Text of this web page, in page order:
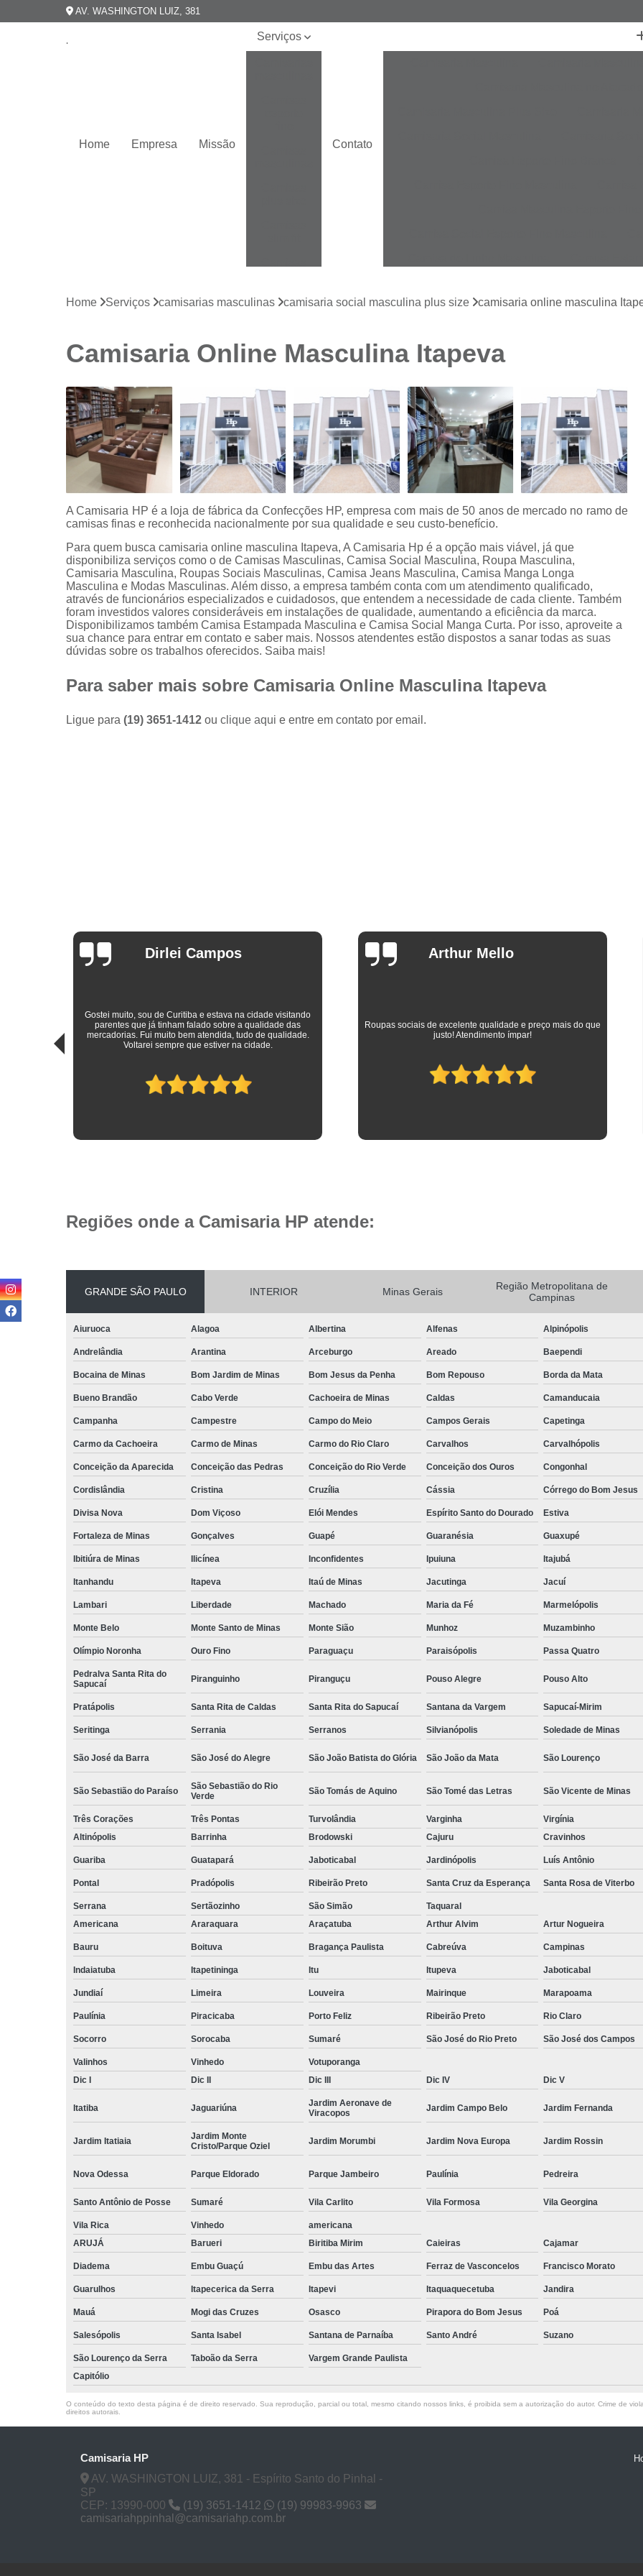
AV. WASHINGTON LUIZ, 381
Home Empresa Missão
Serviços
Camisas
branca
preço
Camisas
sociais
listradas
Camisas
sociais
curta
Camisas
sociais
manga
longa
Camisas
sociais
masculinas
Camisas
masculinas
preço
Fábricas
de camisas
Contato
Camisa Masculina
Camisa Masculina
Camisa Branca Plus Size
Camisa Social Branca Plus Size
Camisa Social Plus Size
Camisa Xadrez Masculina Plus Size
Camisa Masculina Manga Curta Slim Fit
Camisa Social Masculina Slim Fit
Camisa
Camisa Social Slim Fit Masculina
Camisa
Camisa Branca Slim Masculina
Camisa Jeans Slim Masculina
Camisa Masculina Slim Fit Manga
Camisa Social Preta Masculina Slim
Camisa Branca Social
Camisa Branca
Camisa Social
Camisa Social Masculina
Camisa
Camisa Social Listrada
Camisa Social Listrada Masculina
Camisa Social Masculina Listrada Preto e
Camisa Manga Longa Masculina
Camisa Social de Manga Longa
Camisa Social Manga Longa Masculina
Camisa Social Masculina Manga Longa Lisa
Camisa Social Preta Manga Longa
Camisa Masculina Social
Camisa Social Estampada
Camisa Social Masculina
Camisa Social Masculina Preta
Camisa Social Preta Masculina
Camisa Masculina Social Preço
Camisa Social Estampada Masculina Preço
Camisa Social Masculina Estampada Preço
Camisa Social Masculina Manga Longa
Camisa Social Masculina Preta Preço
Camisa Social Preta Masculina
Fábrica Camisa Masculina
Fábrica de Camisa Social de Homem
Fábrica de Camisa Social para
Loja com Moda Masculina
Loja de Moda
Loja Executivo Moda Masculina
Loja
Loja Moda Masculina Online
Loja Moda
Moda Masculina Loja
Moda Atual
Moda Casual Masculina
Moda
Moda Masculina Camisa
Moda Masculina
Moda Masculina Inverno
Moda
Moda Social Masculina
Roupas
Roupas Masculinas
Roupas Masculinas
Roupas Masculinas Estilosas
Roupas Masculinas Plus Size
Roupas
Home Serviços camisarias masculinas camisaria social masculina plus size camisaria online masculina
Camisaria Online Masculina Itapeva
A Camisaria HP é a loja de fábrica da Confecções HP, empresa com mais de 50 anos de mercado no ramo de
camisas finas e reconhecida nacionalmente por sua qualidade e seu custo-benefício.
Para quem busca camisaria online masculina Itapeva, A Camisaria Hp é a opção mais viável, já que
disponibiliza serviços como o de Camisas Masculinas, Camisa Social Masculina, Roupa Masculina,
Camisaria Masculina, Roupas Sociais Masculinas, Camisa Jeans Masculina, Camisa Manga Longa
Masculina e Modas Masculinas. Além disso, a empresa também conta com um atendimento qualificado,
através de funcionários especializados e cuidadosos, que entendem a necessidade de cada cliente. Também
foram investidos valores consideráveis em instalações de qualidade, aumentando a eficiência da marca.
Disponibilizamos também Camisa Estampada Masculina e Camisa Social Manga Curta. Por isso, aproveite a
sua chance para entrar em contato e saber mais. Nossos atendentes estão dispostos a sanar todas as suas
dúvidas sobre os trabalhos oferecidos. Saiba mais!
Para saber mais sobre Camisaria Online Masculina Itapeva
Ligue para (19) 3651-1412 ou clique aqui e entre em contato por email.
Arthur Mello
Roupas sociais de excelente qualidade e preço mais do que
justo! Atendimento ímpar!
Ana Eudóxia Cesário de
Camargo
As melhores camisas que vestem meus filhos desde a
adolescência até os dias atuais em que trabalham como
advogados. Parabéns à toda equipe da Camisaria HP!
Regiões onde a Camisaria HP atende:
GRANDE SÃO PAULO INTERIOR Minas Gerais
Região Metropolitana de
Campinas
Aiuruoca Alagoa Albertina Alfenas Alpinópolis
Andrelândia Arantina Arceburgo Areado Baependi
Bocaina de Minas Bom Jardim de Minas Bom Jesus da Penha Bom Repouso Borda da Mata
Bueno Brandão Cabo Verde Cachoeira de Minas Caldas Camanducaia
Campanha Campestre Campo do Meio Campos Gerais Capetinga
Carmo da Cachoeira Carmo de Minas Carmo do Rio Claro Carvalhos Carvalhópolis
Conceição da Aparecida Conceição das Pedras Conceição do Rio Verde Conceição dos Ouros Congonhal
Cordislândia Cristina Cruzília Cássia Córrego do Bom Jesus
Divisa Nova Dom Viçoso Elói Mendes Espírito Santo do Dourado Estiva
Fortaleza de Minas Gonçalves Guapé Guaranésia Guaxupé
Ibitiúra de Minas Ilicínea Inconfidentes Ipuiuna Itajubá
Itanhandu Itapeva Itaú de Minas Jacutinga Jacuí
Lambari Liberdade Machado Maria da Fé Marmelópolis
Monte Belo Monte Santo de Minas Monte Sião Munhoz Muzambinho
Olímpio Noronha Ouro Fino Paraguaçu Paraisópolis Passa Quatro
Pedralva Santa Rita do
Sapucaí
Piranguinho Piranguçu Pouso Alegre Pouso Alto
Pratápolis Santa Rita de Caldas Santa Rita do Sapucaí Santana da Vargem Sapucaí-Mirim
Seritinga Serrania Serranos Silvianópolis Soledade de Minas
São José da Barra São José do Alegre São João Batista do Glória São João da Mata São Lourenço
São Sebastião do Paraíso
São Sebastião do Rio
Verde
São Tomás de Aquino São Tomé das Letras São Vicente de Minas
Três Corações Três Pontas Turvolândia Varginha Virgínia
Altinópolis
Barrinha Brodowski Cajuru Cravinhos
Guariba Guatapará Jaboticabal Jardinópolis Luís Antônio
Pontal Pradópolis Ribeirão Preto Santa Cruz da Esperança Santa Rosa de Viterbo
Serrana Sertãozinho São Simão
Taquaral
Americana
Araraquara Araçatuba Arthur Alvim Artur Nogueira
Bauru Boituva Bragança Paulista Cabreúva Campinas
Indaiatuba Itapetininga Itu Itupeva Jaboticabal
Jundiaí Limeira Louveira Mairinque Marapoama
Paulínia Piracicaba Porto Feliz Ribeirão Preto Rio Claro
Socorro Sorocaba Sumaré São José do Rio Preto São José dos Campos
Valinhos Vinhedo
Votuporanga
Dic I
Dic II Dic III Dic IV Dic V
Itatiba Jaguariúna
Jardim Aeronave de
Viracopos
Jardim Campo Belo Jardim Fernanda
Jardim Itatiaia
Jardim Monte
Cristo/Parque Oziel
Jardim Morumbi Jardim Nova Europa Jardim Rossin
Nova Odessa Parque Eldorado Parque Jambeiro Paulínia Pedreira
Santo Antônio de Posse Sumaré Vila Carlito Vila Formosa Vila Georgina
Vila Rica Vinhedo
americana
ARUJÁ
Barueri Biritiba Mirim Caieiras Cajamar
Diadema Embu Guaçú Embu das Artes Ferraz de Vasconcelos Francisco Morato
Guarulhos Itapecerica da Serra Itapevi Itaquaquecetuba Jandira
Mauá Mogi das Cruzes Osasco Pirapora do Bom Jesus Poá
Salesópolis Santa Isabel Santana de Parnaíba Santo André Suzano
São Lourenço da Serra Taboão da Serra
Vargem Grande Paulista
Capitólio
O conteúdo do texto desta página é de direito reservado. Sua reprodução, parcial ou total, mesmo citando nossos links, é proibida sem a autorização do autor. Crime de
direitos autorais
Camisaria HP
AV. WASHINGTON LUIZ, 381 - Espírito Santo do Pinhal -
SP
CEP: 13990-000
(19) 3651-1412
(19) 99983-9963
camisariahppinhal@camisariahp.com.br